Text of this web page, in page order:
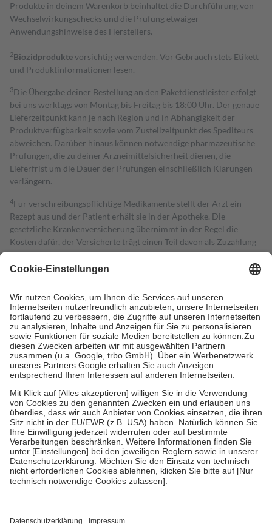
Produkte in deinem Warenkorb beinhaltet die Durchführung von
Wechselwirkungschecks und die Prüfung etwaiger
Anwendungshinweise des Herstellers.
2Biozidproduktevorsichtig verwenden. Vor Gebrauch stets Etikett
und Produktinformationen lesen.
3Die Übergabe deiner Bestellung an den Paketdienstleister erfolgt
bei uns werktags von Montag bis Freitag bis 18:00 Uhr. Der genaue
Lieferzeitpunkt kann je nach Region und in Abhängigkeit der
Produktverfügbarkeit sowie vom Zustellzeitpunkt des Spediteurs
abweichen. Darüber hinaus können notwendige pharmazeutische
Prüfungen, die zu deiner Arzneimittelsicherheit dienen, die
Lieferfrist um die Dauer der Prüfungen einschließlich Klärungen
verlängern.
4Für verschreibungspflichtige Medikamente stellt der Arzt ein
Rezept aus und der Patient erhält sie in der Apotheke. Die
gesetzliche Krankenversicherung übernimmt in der Regel die
Kosten dafür, der Versicherte trägt einen Teil davon als Zuzahlung
mit.
Grundsätzlich leisten Mitglieder Zuzahlungen in Höhe von zehn
höchstens zehn Euro.
Es sind jedoch nie mehr als die tatsächlichen
Kosten der Leistung zu entrichten.
Diese Regeln gelten grundsätzlich auch für Online-Apotheken.
Bei Heilmitteln und häuslicher Krankenpflege beträgt die
Zuzahlung zehn Prozent der Kosten sowie zehn Euro je
Verordnung.
Um das Engagement der Versicherten für ihre eigene Gesundheit zu
stärken und die besondere Stellung der Familie zu unterstützen,
fallenkeine Zuzahlungenan bei:
• Kindern und Jugendlichen bis zum vollendeten 18. Lebensjahr
mit Ausnahme der Fahrkosten
• Untersuchungen zur Vorsorge und Früherkennung, die von der
GKV getragen werden
• empfohlenen Schutzimpfungen
• Harn- und Blutteststreifen
getroffen, um sicherzustellen, dass es sich um echte Bewertungen